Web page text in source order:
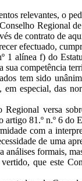
relevantes, o
Regional
de contrato de
efectuado,
1 alínea f) do
sua competência
tem sido
especial, das
Regional versa
81.º n.º 6
com a
de uma
formais,
que este